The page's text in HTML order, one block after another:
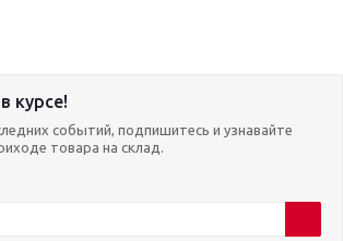
курсе!
событий, подпишитесь и узнавайте
товара на склад.